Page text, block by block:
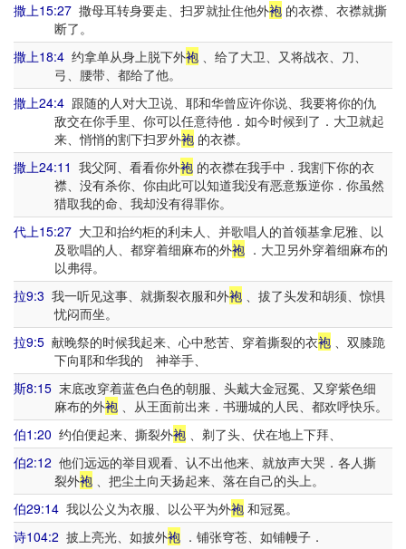
撒上15:27 撒母耳转身要走、扫罗就扯住他外袍 的衣襟、衣襟就撕
断了。
撒上18:4 约拿单从身上脱下外袍 、给了大卫、又将战衣、刀、
弓、腰带、都给了他。
撒上24:4 跟随的人对大卫说、耶和华曾应许你说、我要将你的仇
敌交在你手里、你可以任意待他．如今时候到了．大卫就起
来、悄悄的割下扫罗外袍的衣襟。
撒上24:11 我父阿、看看你外袍 的衣襟在我手中．我割下你的衣
襟、没有杀你、你由此可以知道我没有恶意叛逆你．你虽然
猎取我的命、我却没有得罪你。
代上15:27 大卫和抬约柜的利未人、并歌唱人的首领基拿尼雅、以
及歌唱的人、都穿着细麻布的外袍．大卫另外穿着细麻布的
以弗得。
拉9:3 我一听见这事、就撕裂衣服和外袍 、拔了头发和胡须、惊惧
忧闷而坐。
拉9:5 献晚祭的时候我起来、心中愁苦、穿着撕裂的衣袍 、双膝跪
下向耶和华我的 神举手、
斯8:15 末底改穿着蓝色白色的朝服、头戴大金冠冕、又穿紫色细
麻布的外袍、从王面前出来．书珊城的人民、都欢呼快乐。
伯1:20 约伯便起来、撕裂外袍 、剃了头、伏在地上下拜、
伯2:12 他们远远的举目观看、认不出他来、就放声大哭．各人撕
裂外袍、把尘土向天扬起来、落在自己的头上。
伯29:14 我以公义为衣服、以公平为外袍 和冠冕。
诗104:2 披上亮光、如披外袍 ．铺张穹苍、如铺幔子．